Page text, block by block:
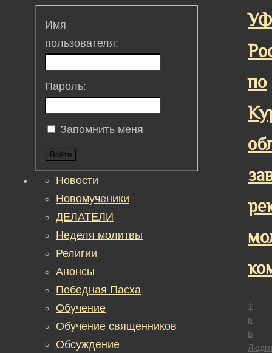
по
☦
р
Б
Имя
пользователя:
Пароль:
Запомнить меня
Войти
Новости
Новомученики
ДЕЛАТЕЛИ
Неделя молитвы
Религии
Анонсы
Победная Пасха
Обучение
Обучение священников
Обсуждение